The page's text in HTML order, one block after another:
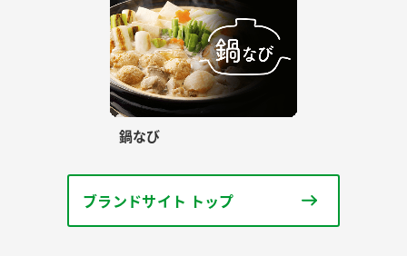
鍋なび
ブランドサイト トップ